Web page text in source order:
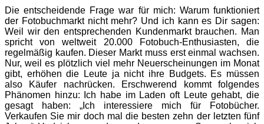
Die entscheidende Frage war für mich: Warum funktioniert
der Fotobuchmarkt nicht mehr? Und ich kann es Dir sagen:
Weil wir den entsprechenden Kundenmarkt brauchen. Man
spricht von weltweit 20.000 Fotobuch-Enthusiasten, die
regelmäßig kaufen. Dieser Markt muss erst einmal wachsen.
Nur, weil es plötzlich viel mehr Neuerscheinungen im Monat
gibt, erhö­hen die Leute ja nicht ihre Budgets. Es müssen
also Käufer nachrücken. Erschwerend kommt folgendes
Phänomen hinzu: Ich habe im Laden oft Leute gehabt, die
gesagt haben: „Ich interessiere mich für Fotobücher.
Verkaufen Sie mir doch mal die bes­ten zehn der letzten fünf